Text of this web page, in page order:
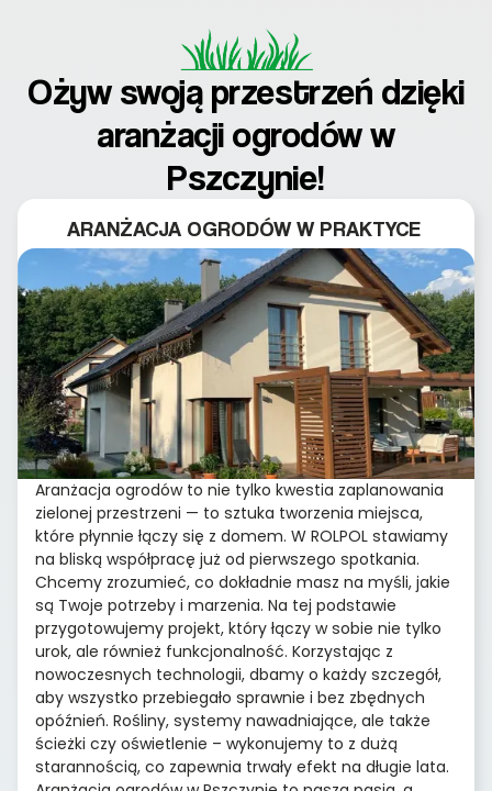
Ożyw swoją przestrzeń dzięki
aranżacji ogrodów w
Pszczynie!
ARANŻACJA OGRODÓW W PRAKTYCE
Aranżacja ogrodów to nie tylko kwestia zaplanowania
zielonej przestrzeni — to sztuka tworzenia miejsca,
które płynnie łączy się z domem. W ROLPOL stawiamy
na bliską współpracę już od pierwszego spotkania.
Chcemy zrozumieć, co dokładnie masz na myśli, jakie
są Twoje potrzeby i marzenia. Na tej podstawie
przygotowujemy projekt, który łączy w sobie nie tylko
urok, ale również funkcjonalność. Korzystając z
nowoczesnych technologii, dbamy o każdy szczegół,
aby wszystko przebiegało sprawnie i bez zbędnych
opóźnień. Rośliny, systemy nawadniające, ale także
ścieżki czy oświetlenie – wykonujemy to z dużą
starannością, co zapewnia trwały efekt na długie lata.